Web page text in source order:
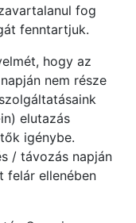
fog
fenntartjuk.
hogy az
nem része
elutazás
igénybe.
/ távozás napján
felár ellenében